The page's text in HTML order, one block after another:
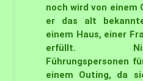
noch wird von einem
er das alt
einem Haus, einer
erfüllt. Nicht-
Führungspersonen
einem Outing, da